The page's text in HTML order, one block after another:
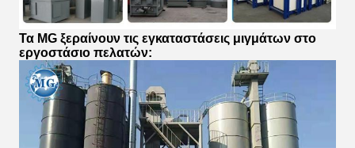
Τα MG ξεραίνουν τις εγκαταστάσεις μιγμάτων στο
εργοστάσιο πελατών: